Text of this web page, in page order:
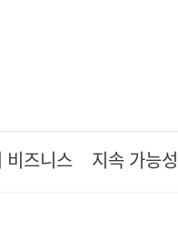
비즈니스 지속 가능성